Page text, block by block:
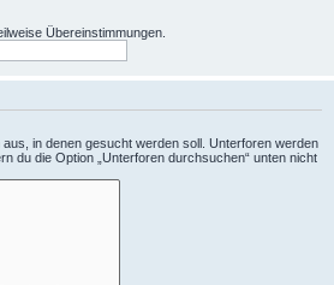
Übereinstimmungen.
in denen gesucht werden soll. Unterforen werden
du die Option „Unterforen durchsuchen“ unten nicht